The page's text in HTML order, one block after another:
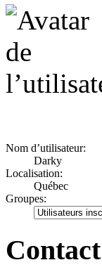
Nom d’utilisateur:
Darky
Localisation:
Québec
Groupes: